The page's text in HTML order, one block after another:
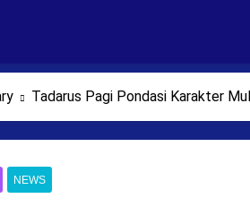
Tadarus Pagi Pondasi Karakter
NEWS